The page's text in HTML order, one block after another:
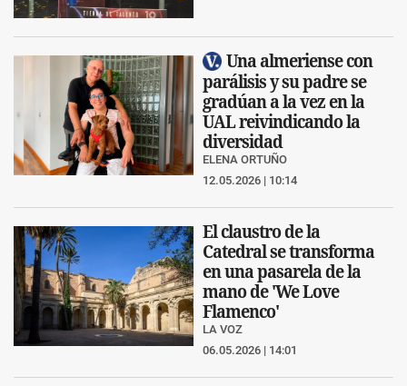
Una almeriense con
parálisis y su padre se
gradúan a la vez en la
UAL reivindicando la
diversidad
ELENA ORTUÑO
12.05.2026 | 10:14
El claustro de la
Catedral se transforma
en una pasarela de la
mano de 'We Love
Flamenco'
LA VOZ
06.05.2026 | 14:01